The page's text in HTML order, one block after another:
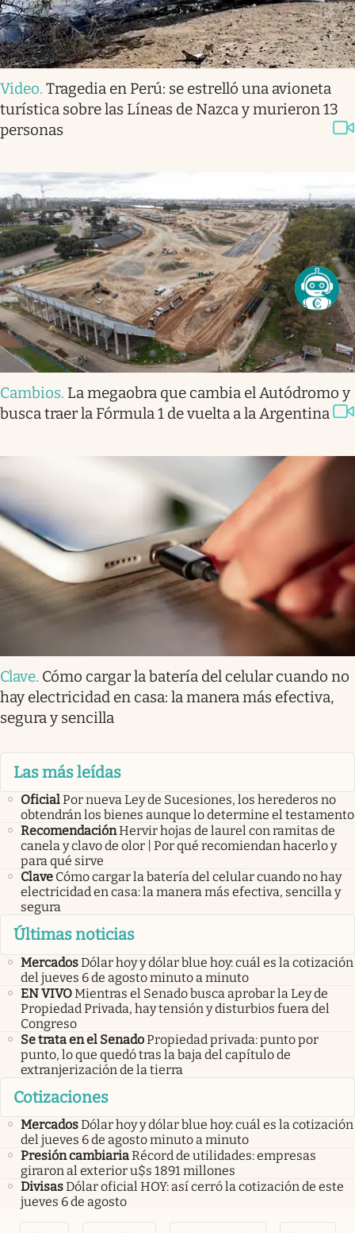
Video. Tragedia en Perú: se estrelló una avioneta
turística sobre las Líneas de Nazca y murieron 13
personas
Cambios. La megaobra que cambia el Autódromo y
busca traer la Fórmula 1 de vuelta a la Argentina
Clave. Cómo cargar la batería del celular cuando no
hay electricidad en casa: la manera más efectiva,
segura y sencilla
Las más leídas
OficialPor nueva Ley de Sucesiones, los herederos no
obtendrán los bienes aunque lo determine el testamento
RecomendaciónHervir hojas de laurel con ramitas de
canela y clavo de olor | Por qué recomiendan hacerlo y
para qué sirve
Clave Cómo cargar la batería del celular cuando no hay
electricidad en casa: la manera más efectiva, sencilla y
segura
Últimas noticias
MercadosDólar hoy y dólar blue hoy: cuál es la cotización
del jueves 6 de agosto minuto a minuto
EN VIVOMientras el Senado busca aprobar la Ley de
Propiedad Privada, hay tensión y disturbios fuera del
Congreso
Se trata en el SenadoPropiedad privada: punto por
punto, lo que quedó tras la baja del capítulo de
extranjerización de la tierra
Cotizaciones
MercadosDólar hoy y dólar blue hoy: cuál es la cotización
del jueves 6 de agosto minuto a minuto
Presión cambiariaRécord de utilidades: empresas
giraron al exterior u$s 1891 millones
DivisasDólar oficial HOY: así cerró la cotización de este
jueves 6 de agosto